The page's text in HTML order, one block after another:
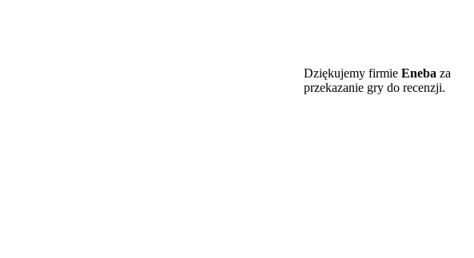
Dziękujemy firmie Eneba za
przekazanie gry do recenzji.